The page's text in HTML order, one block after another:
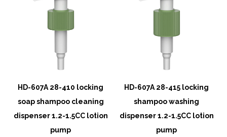
HD-607A 28-410 locking
soap shampoo cleaning
dispenser 1.2-1.5CC lotion
pump
HD-607A 28-415 locking
shampoo washing
dispenser 1.2-1.5CC lotion
pump